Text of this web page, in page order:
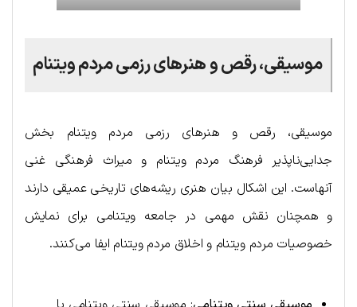
موسیقی، رقص و هنرهای رزمی مردم ویتنام
موسیقی، رقص و هنرهای رزمی مردم ویتنام بخش
جدایی‌ناپذیر فرهنگ مردم ویتنام و میراث فرهنگی غنی
آنهاست. این اشکال بیان هنری ریشه‌های تاریخی عمیقی دارند
و همچنان نقش مهمی در جامعه ویتنامی برای نمایش
خصوصیات مردم ویتنام و اخلاق مردم ویتنام ایفا می‌کنند.